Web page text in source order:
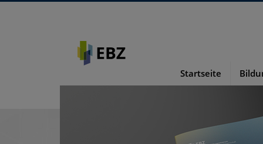
Startseite